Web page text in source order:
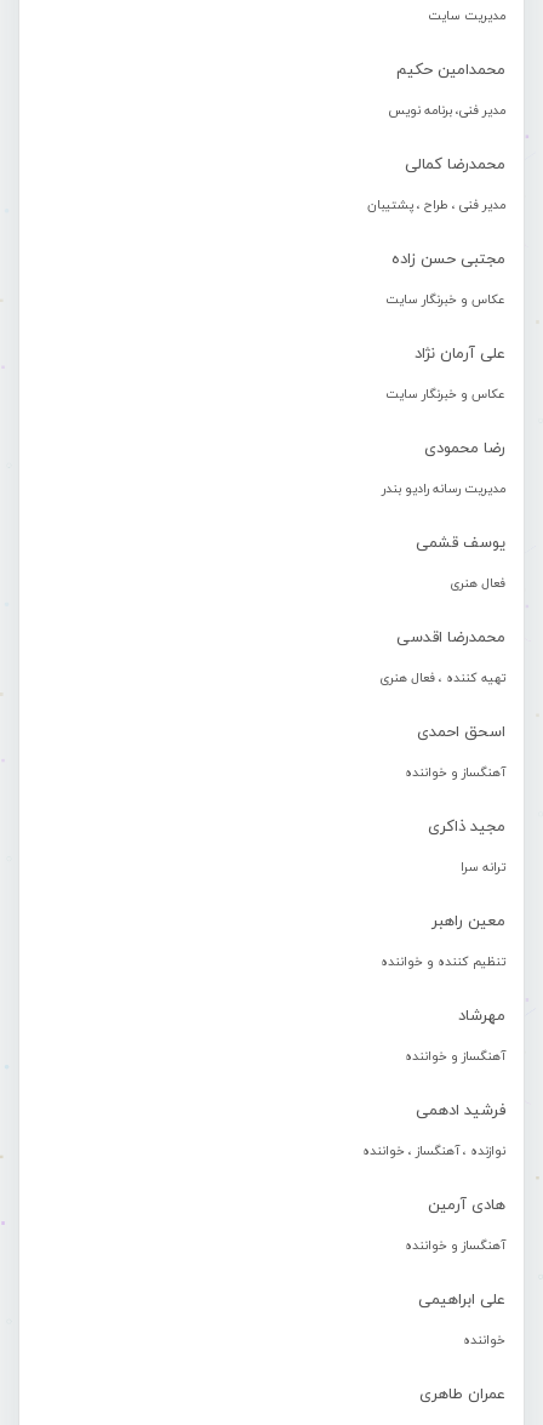
مدیریت سایت
محمدامین حکیم
مدیر فنی، برنامه نویس
محمدرضا کمالی
مدیر فنی ، طراح ، پشتیبان
مجتبی حسن زاده
عکاس و خبرنگار سایت
علی آرمان نژاد
عکاس و خبرنگار سایت
رضا محمودی
مدیریت رسانه رادیو بندر
یوسف قشمی
فعال هنری
محمدرضا اقدسی
تهیه کننده ، فعال هنری
اسحق احمدی
آهنگساز و خواننده
مجید ذاکری
ترانه سرا
معین راهبر
تنظیم کننده و خواننده
مهرشاد
آهنگساز و خواننده
فرشید ادهمی
نوازنده ، آهنگساز ، خواننده
هادی آرمین
آهنگساز و خواننده
علی ابراهیمی
خواننده
عمران طاهری